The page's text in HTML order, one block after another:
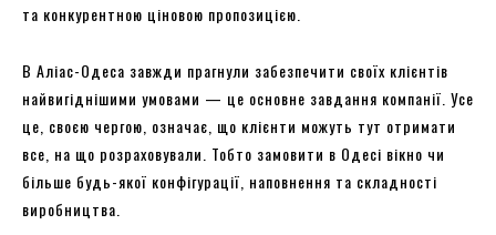
та конкурентною ціновою пропозицією.
В Аліас-Одеса завжди прагнули забезпечити своїх клієнтів
найвигіднішими умовами — це основне завдання компанії. Усе
це, своєю чергою, означає, що клієнти можуть тут отримати
все, на що розраховували. Тобто замовити в Одесі вікно чи
більше будь-якої конфігурації, наповнення та складності
виробництва.